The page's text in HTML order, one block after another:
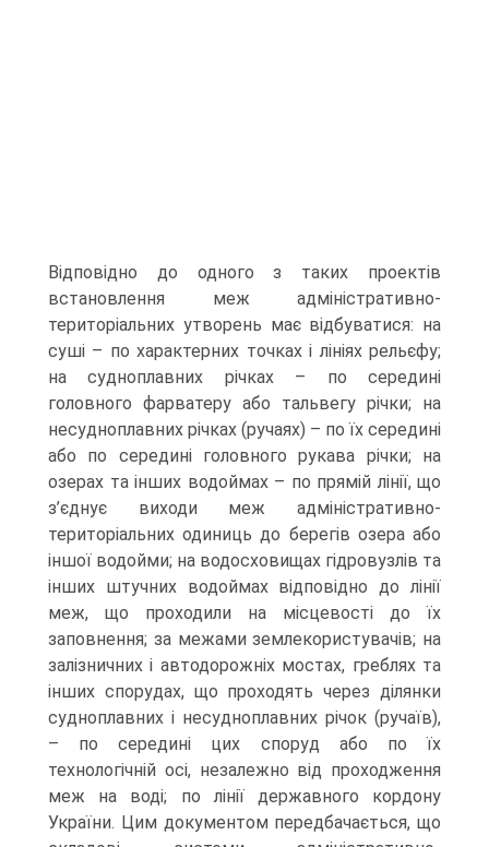
Відповідно до одного з таких проектів
встановлення меж адміністративно-
територіальних утворень має відбуватися: на
суші – по характерних точках і лініях рельєфу;
на судноплавних річках – по середині
головного фарватеру або тальвегу річки; на
несудноплавних річках (ручаях) – по їх середині
або по середині головного рукава річки; на
озерах та інших водоймах – по прямій лінії, що
з’єднує виходи меж адміністративно-
територіальних одиниць до берегів озера або
іншої водойми; на водосховищах гідровузлів та
інших штучних водоймах відповідно до лінії
меж, що проходили на місцевості до їх
заповнення; за межами землекористувачів; на
залізничних і автодорожніх мостах, греблях та
інших спорудах, що проходять через ділянки
судноплавних і несудноплавних річок (ручаїв),
– по середині цих споруд або по їх
технологічній осі, незалежно від проходження
меж на воді; по лінії державного кордону
України. Цим документом передбачається, що